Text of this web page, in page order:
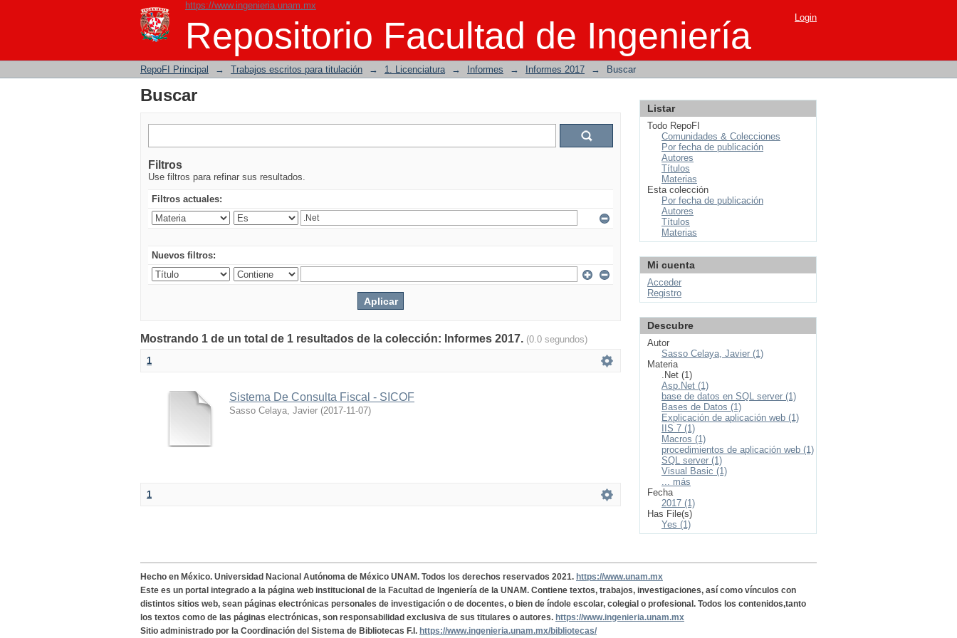
https://www.ingenieria.unam.mx
Repositorio Facultad de Ingeniería
Buscar Login
RepoFI Principal → Trabajos escritos para titulación → 1. Licenciatura → Informes → Informes 2017 → Buscar
Buscar
Filtros
Use filtros para refinar sus resultados.
Filtros actuales:
Nuevos filtros:
Mostrando 1 de un total de 1 resultados de la colección: Informes 2017. (0.0 segundos)
1
Sistema De Consulta Fiscal - SICOF
Sasso Celaya, Javier (2017-11-07)
1
Listar
Todo RepoFI
Comunidades & Colecciones
Por fecha de publicación
Autores
Títulos
Materias
Esta colección
Por fecha de publicación
Autores
Títulos
Materias
Mi cuenta
Acceder
Registro
Descubre
Autor
Sasso Celaya, Javier (1)
Materia
.Net (1)
Asp.Net (1)
base de datos en SQL server (1)
Bases de Datos (1)
Explicación de aplicación web (1)
IIS 7 (1)
Macros (1)
procedimientos de aplicación web (1)
SQL server (1)
Visual Basic (1)
... más
Fecha
2017 (1)
Has File(s)
Yes (1)
Hecho en México. Universidad Nacional Autónoma de México UNAM. Todos los derechos reservados 2021. https://www.unam.mx
Este es un portal integrado a la página web institucional de la Facultad de Ingeniería de la UNAM. Contiene textos, trabajos, investigaciones, así como vínculos con
distintos sitios web, sean páginas electrónicas personales de investigación o de docentes, o bien de índole escolar, colegial o profesional. Todos los contenidos,tanto
los textos como de las páginas electrónicas, son responsabilidad exclusiva de sus titulares o autores. https://www.ingenieria.unam.mx
Sitio administrado por la Coordinación del Sistema de Bibliotecas F.I. https://www.ingenieria.unam.mx/bibliotecas/